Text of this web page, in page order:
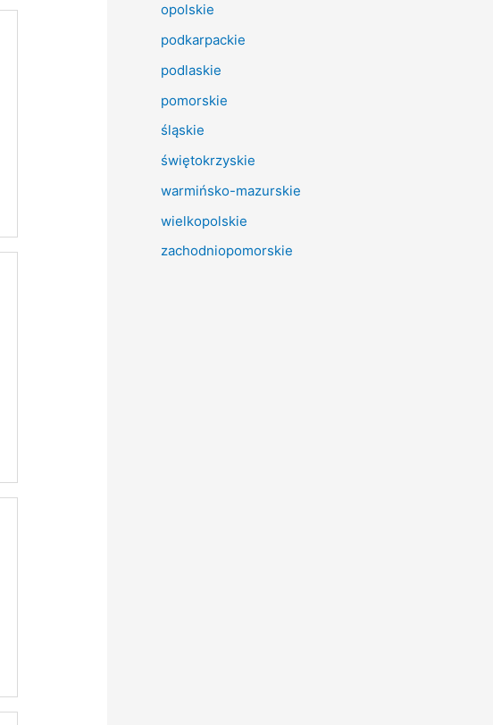
opolskie
podkarpackie
podlaskie
pomorskie
śląskie
świętokrzyskie
warmińsko-mazurskie
wielkopolskie
zachodniopomorskie